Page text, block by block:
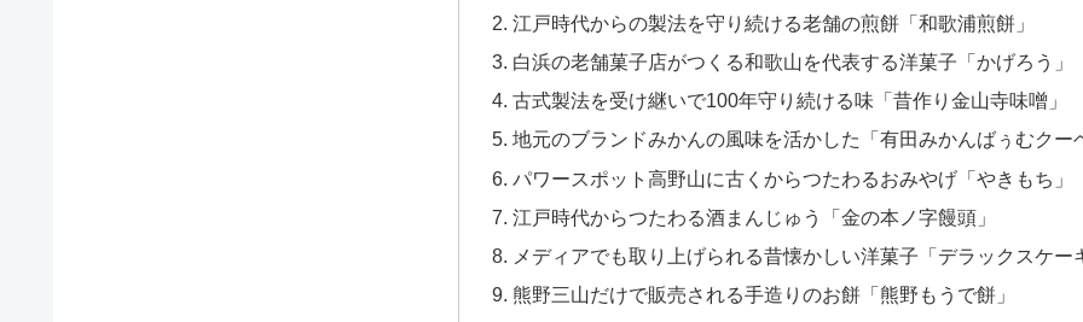
江戸時代からの製法を守り続ける老舗の煎餅「和歌浦煎餅」
白浜の老舗菓子店がつくる和歌山を代表する洋菓子「かげろう」
古式製法を受け継いで100年守り続ける味「昔作り金山寺味噌」
地元のブランドみかんの風味を活かした「有田みかんばぅむクー
パワースポット高野山に古くからつたわるおみやげ「やきもち」
江戸時代からつたわる酒まんじゅう「金の本ノ字饅頭」
メディアでも取り上げられる昔懐かしい洋菓子「デラックスケー
熊野三山だけで販売される手造りのお餅「熊野もうで餅」